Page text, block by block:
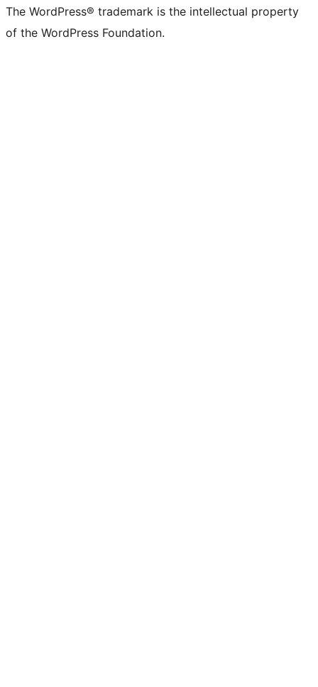
The WordPress® trademark is the intellectual property
of the WordPress Foundation.